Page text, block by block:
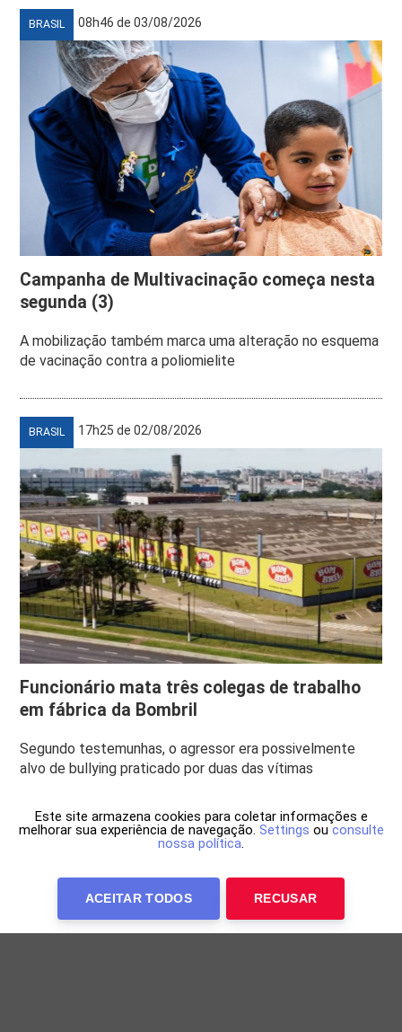
BRASIL 08h46 de 03/08/2026
Campanha de Multivacinação começa nesta
segunda (3)
A mobilização também marca uma alteração no esquema
de vacinação contra a poliomielite
BRASIL 17h25 de 02/08/2026
Funcionário mata três colegas de trabalho
em fábrica da Bombril
Segundo testemunhas, o agressor era possivelmente
alvo de bullying praticado por duas das vítimas
Este site armazena cookies para coletar informações e
melhorar sua experiência de navegação. Settings ou consulte
nossa política.
ACEITAR TODOS RECUSAR